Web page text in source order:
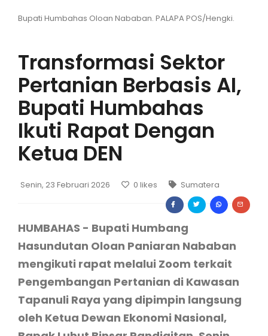
Bupati Humbahas Oloan Nababan. PALAPA POS/Hengki.
Transformasi Sektor
Pertanian Berbasis AI,
Bupati Humbahas
Ikuti Rapat Dengan
Ketua DEN
Senin, 23 Februari 2026 0 likes Sumatera
HUMBAHAS - Bupati Humbang
Hasundutan Oloan Paniaran Nababan
mengikuti rapat melalui Zoom terkait
Pengembangan Pertanian di Kawasan
Tapanuli Raya yang dipimpin langsung
oleh Ketua Dewan Ekonomi Nasional,